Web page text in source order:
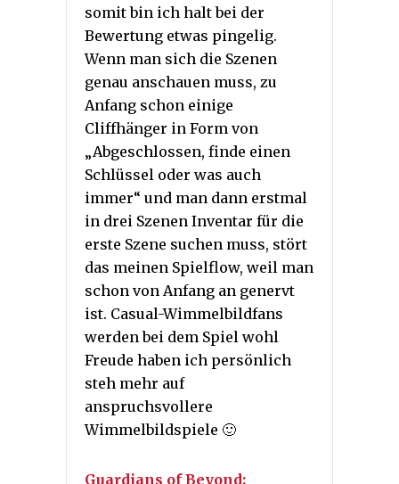
somit bin ich halt bei der
Bewertung etwas pingelig.
Wenn man sich die Szenen
genau anschauen muss, zu
Anfang schon einige
Cliffhänger in Form von
„Abgeschlossen, finde einen
Schlüssel oder was auch
immer“ und man dann erstmal
in drei Szenen Inventar für die
erste Szene suchen muss, stört
das meinen Spielflow, weil man
schon von Anfang an genervt
ist. Casual-Wimmelbildfans
werden bei dem Spiel wohl
Freude haben ich persönlich
steh mehr auf
anspruchsvollere
Wimmelbildspiele 🙂
Guardians of Beyond: